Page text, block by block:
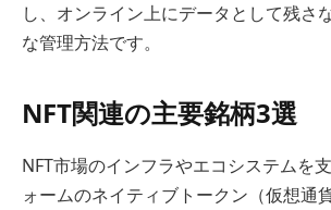
し、オンライン上にデータとして残さ
な管理方法です。
NFT関連の主要銘柄3選
NFT市場のインフラやエコシステムを
ォームのネイティブトークン（仮想通